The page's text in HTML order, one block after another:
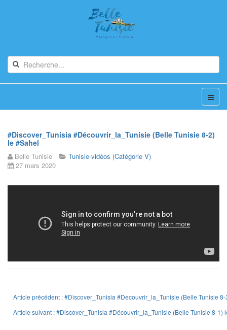
#Discover_Tunisia #Découvrir_la_Tunisie (Belle Tunisie 8-2)
le #Sahel
Belle Tunisie
Tunisie-vidéos (Catégorie V)
27 mars 2020
Article précédent : #Discover_Tunisia #Decouvrir_la_Tunisie (Belle Tunisie
Article suivant : #Discover_Tunisia #Découvrir_la_Tunisie (Belle Tunisie 8-1)